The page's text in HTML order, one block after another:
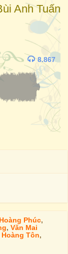
Anh Tuấn
8.867
Phúc,
, Văn Mai
Hoàng Tôn,